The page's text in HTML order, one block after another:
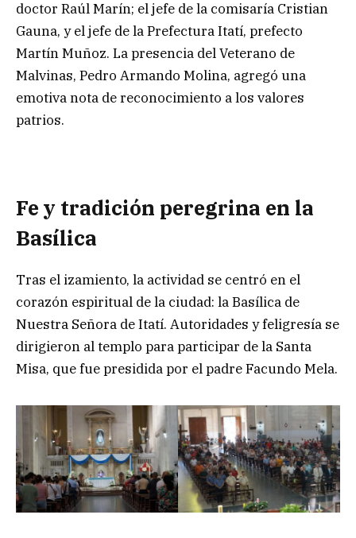
doctor Raúl Marín; el jefe de la comisaría Cristian
Gauna, y el jefe de la Prefectura Itatí, prefecto
Martín Muñoz. La presencia del Veterano de
Malvinas, Pedro Armando Molina, agregó una
emotiva nota de reconocimiento a los valores
patrios.
Fe y tradición peregrina en la
Basílica
Tras el izamiento, la actividad se centró en el
corazón espiritual de la ciudad: la Basílica de
Nuestra Señora de Itatí. Autoridades y feligresía se
dirigieron al templo para participar de la Santa
Misa, que fue presidida por el padre Facundo Mela.